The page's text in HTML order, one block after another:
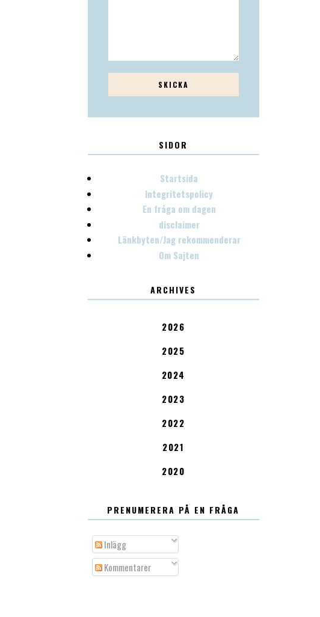
SIDOR
Startsida
Integritetspolicy
En fråga om dagen
disclaimer
Länkbyten/Jag rekommenderar
Om Sajten
ARCHIVES
2026
2025
2024
2023
2022
2021
2020
PRENUMERERA PÅ EN FRÅGA
Inlägg
Kommentarer